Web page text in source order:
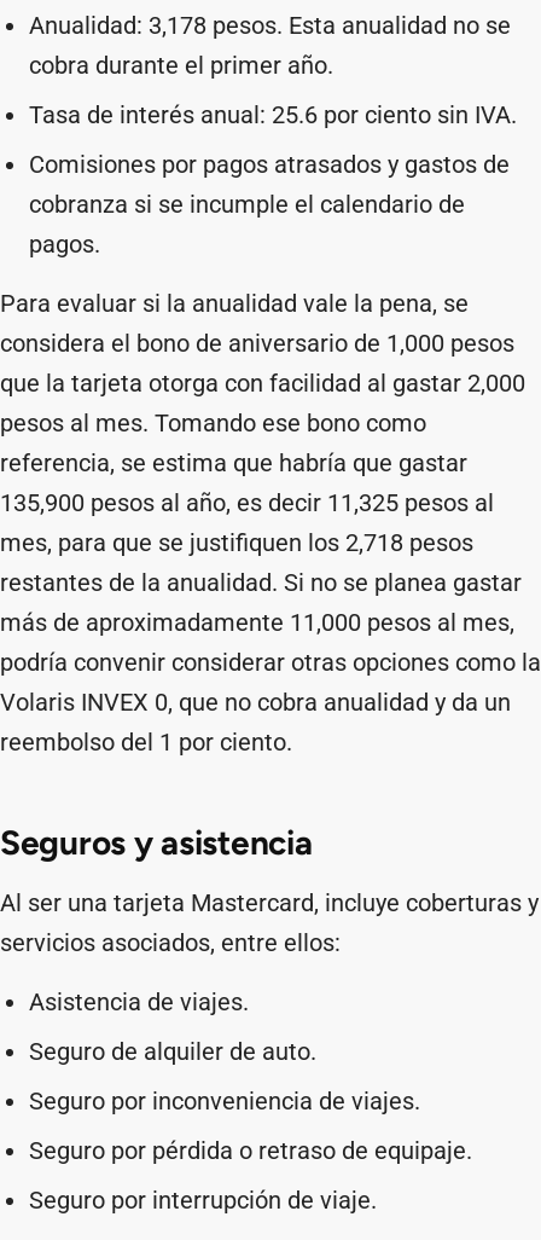
Anualidad: 3,178 pesos. Esta anualidad no se
cobra durante el primer año.
Tasa de interés anual: 25.6 por ciento sin IVA.
Comisiones por pagos atrasados y gastos de
cobranza si se incumple el calendario de
pagos.
Para evaluar si la anualidad vale la pena, se
considera el bono de aniversario de 1,000 pesos
que la tarjeta otorga con facilidad al gastar 2,000
pesos al mes. Tomando ese bono como
referencia, se estima que habría que gastar
135,900 pesos al año, es decir 11,325 pesos al
mes, para que se justifiquen los 2,718 pesos
restantes de la anualidad. Si no se planea gastar
más de aproximadamente 11,000 pesos al mes,
podría convenir considerar otras opciones como la
Volaris INVEX 0, que no cobra anualidad y da un
reembolso del 1 por ciento.
Seguros y asistencia
Al ser una tarjeta Mastercard, incluye coberturas y
servicios asociados, entre ellos:
Asistencia de viajes.
Seguro de alquiler de auto.
Seguro por inconveniencia de viajes.
Seguro por pérdida o retraso de equipaje.
Seguro por interrupción de viaje.